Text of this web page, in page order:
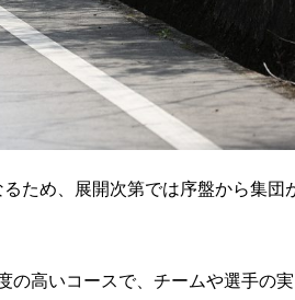
ため、展開次第では序盤から集団
の高いコースで、チームや選手の実